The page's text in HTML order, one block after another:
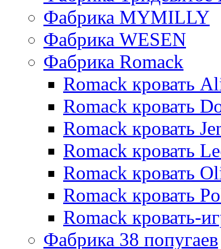
Фабрика MYMILLY
Фабрика WESEN
Фабрика Romack
Romack кровать
Romack кровать
Romack кровать
Romack кровать
Romack кровать
Romack кровать
Romack кровать-
Фабрика 38 попугаев